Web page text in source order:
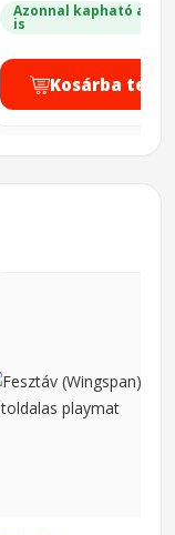
Azonnal kapható a
is
Kosárba